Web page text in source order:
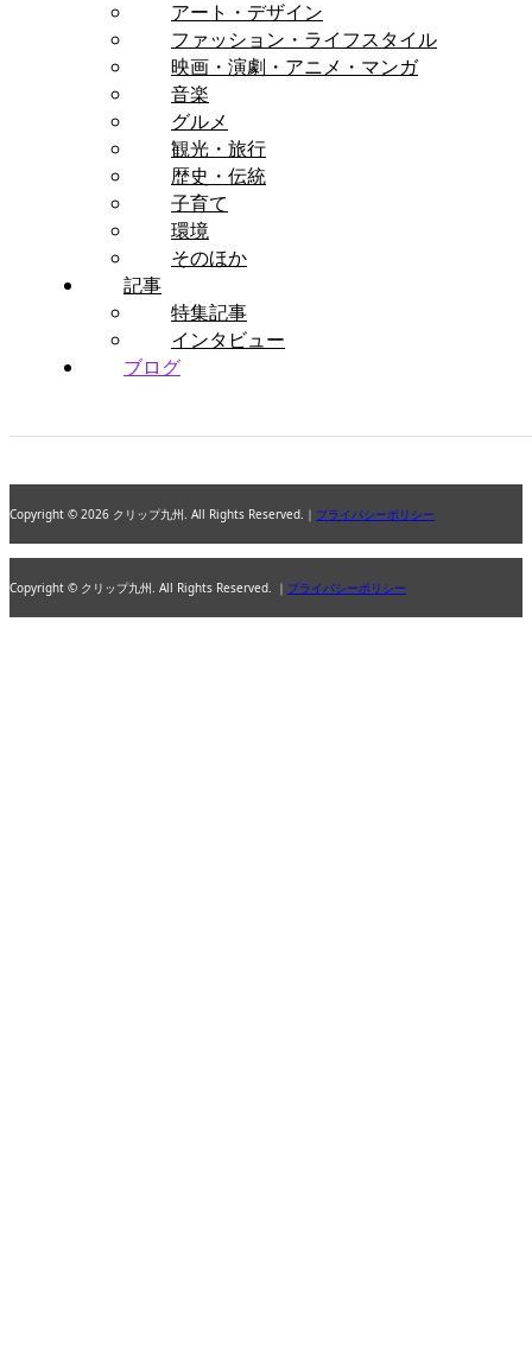
アート・デザイン
ファッション・ライフスタイル
映画・演劇・アニメ・マンガ
音楽
グルメ
観光・旅行
歴史・伝統
子育て
環境
そのほか
記事
特集記事
インタビュー
ブログ
Copyright © 2026 クリップ九州. All Rights Reserved.｜ プライバシーポリシー
Copyright © クリップ九州. All Rights Reserved. ｜ プライバシーポリシー